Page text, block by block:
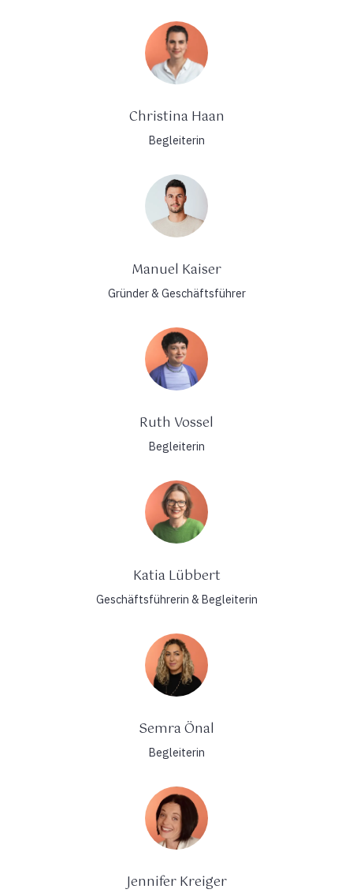
Christina Haan
Begleiterin
Manuel Kaiser
Gründer & Geschäftsführer
Ruth Vossel
Begleiterin
Katia Lübbert
Geschäftsführerin & Begleiterin
Semra Önal
Begleiterin
Jennifer Kreiger